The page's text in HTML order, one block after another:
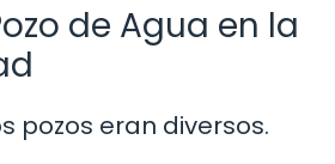
de Agua en la
pozos eran diversos.